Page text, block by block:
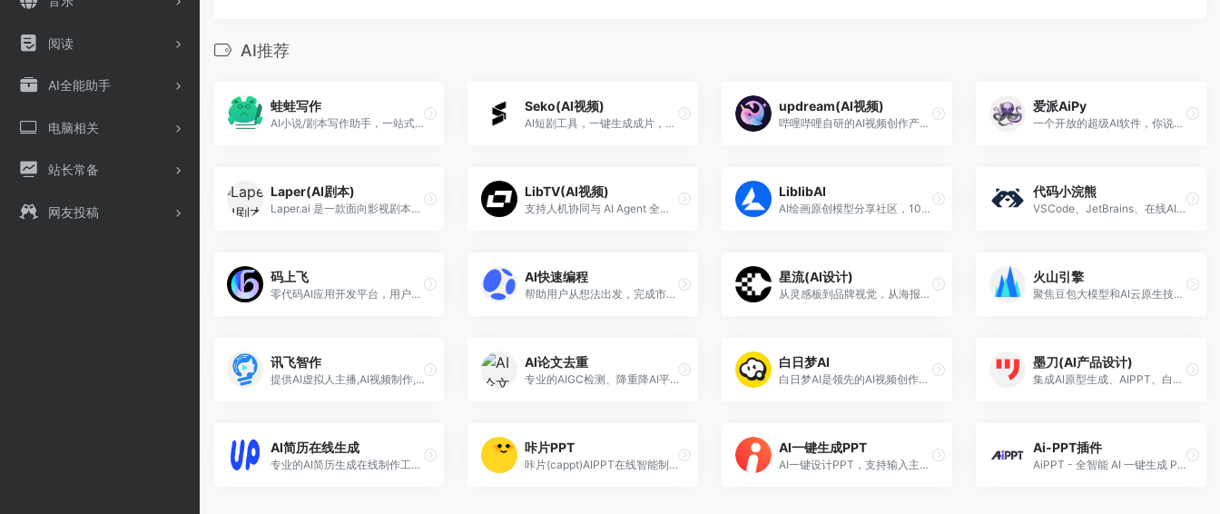
阅读
AI全能助手
电脑相关
站长常备
网友投稿
AI推荐
蛙蛙写作
AI小说/剧本写作助手，一站式拆书、润色、改写、扩写，小说转剧本
Seko(AI视频)
AI短剧工具，一键生成成片，低成本批量产出短视频，让内容创作效率倍增，人人都能高效出片。
updream(AI视频)
哔哩哔哩自研的AI视频创作产品，该产品面向B站广大UP主设计，主打轻量化、智能化创作体验，界面简洁易上手
爱派AiPy
一个开放的超级AI软件，你说什么，它都能做到，不论是去水印，生产图片、视频等等
Laper(AI剧本)
Laper.ai 是一款面向影视剧本创作与协作的 AI 平台，通过人工智能辅助编剧从创意构思到结构化剧本输出，提供剧情管理、场景划分等工具，同时支持多人实时协同编辑与团队协作，帮助影视创作者和制作团队提升创作效率并优化创作流程。
LibTV(AI视频)
支持人机协同与 AI Agent 全自动生成，主打高可控、全链路、工业化视频生产。
LiblibAI
AI绘画原创模型分享社区，10万+模型免费下载;原汁原味的webUI、comfyUI，在线AI绘图工具免费使用;还可在线进行模型训练
代码小浣熊
VSCode、JetBrains、在线AI编写代码的编程/办公工具
码上飞
零代码AI应用开发平台，用户只需一句话简单描述需求，AI能自动生成小程序、APP或H5网页应用，无需编写代码
AI快速编程
帮助用户从想法出发，完成市场调研、产品搭建、支付接入与上线发布，做成可商业化网站的多智能体协作无代码编程平台。
星流(AI设计)
从灵感板到品牌视觉，从海报插画到产品设计，星流赋能设计师打破边界，让每一个创意精准落地。
火山引擎
聚焦豆包大模型和AI云原生技术，为企业提供从 Agent 开发到部署的一站式服务，助力企业AI转型与创新发展。
讯飞智作
提供AI虚拟人主播,AI视频制作,数字人配音合成,短视频配音等一站式配音服务。
AI论文去重
专业的AIGC检测、降重降AI平台，各大平台AI率一键降低至10%。同时Agent可生成文献综述、AI PPT、学术文档等
白日梦AI
白日梦AI是领先的AI视频创作类AIGC创作平台，提供AI视频生成、AI视频编辑、AI视频制作等服务，帮助用户快速创作出高质量的AI视频内容。
墨刀(AI产品设计)
集成AI原型生成、AIPPT、白板、流程图、思维导图与UI设计能力，支持Axure/Sketch/Figma文件导入
AI简历在线生成
专业的AI简历生成在线制作工具，支持智能生成个性化简历内容，精准匹配岗位需求，涵盖各行业简历模板，可以在线编辑、免费下载使用
咔片PPT
咔片(cappt)AIPPT在线智能制作,工作总结/教学课件/商业提案3分钟搞定,10万+场景模板一键替换,AI自动排版+多格式导出,支持在线编辑,一键生成PPT,咔片ppt制作网站基础功能永久免费使用！
AI一键生成PPT
AI一键设计PPT，支持输入主题、导入文件、上传模板生成PPT
Ai-PPT插件
AiPPT - 全智能 AI 一键生成 PPT